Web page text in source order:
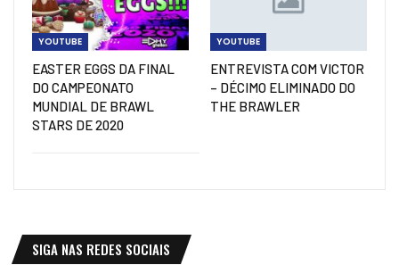
YOUTUBE
EASTER EGGS DA FINAL
DO CAMPEONATO
MUNDIAL DE BRAWL
STARS DE 2020
YOUTUBE
ENTREVISTA COM VICTOR
– DÉCIMO ELIMINADO DO
THE BRAWLER
SIGA NAS REDES SOCIAIS